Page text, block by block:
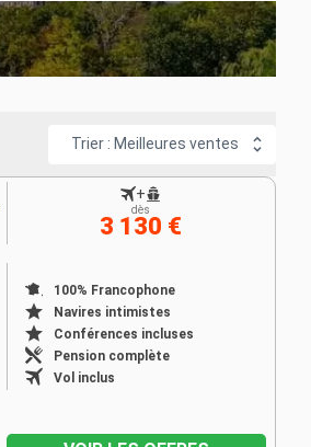
Trier : Meilleures ventes
100% Francophone
Navires intimistes
Conférences incluses
Pension complète
Vol inclus
+
dès
3 130 €